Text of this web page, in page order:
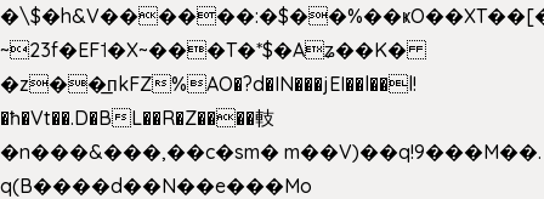
~23f�EF˦�X~���T�*$�Aʑ��K�
�z��͟пkFZ%AO�?d�IN���jEI��l��l!
�ħ�Vt��.D�BL��R�Z����䡋
�n���&���,��c�sm� m��V)��q!9���M��.
q(B����d��N��e���Mo